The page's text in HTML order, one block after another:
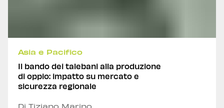
Asia e Pacifico
Il bando dei talebani alla produzione
di oppio: impatto su mercato e
sicurezza regionale
Di Tiziano Marino